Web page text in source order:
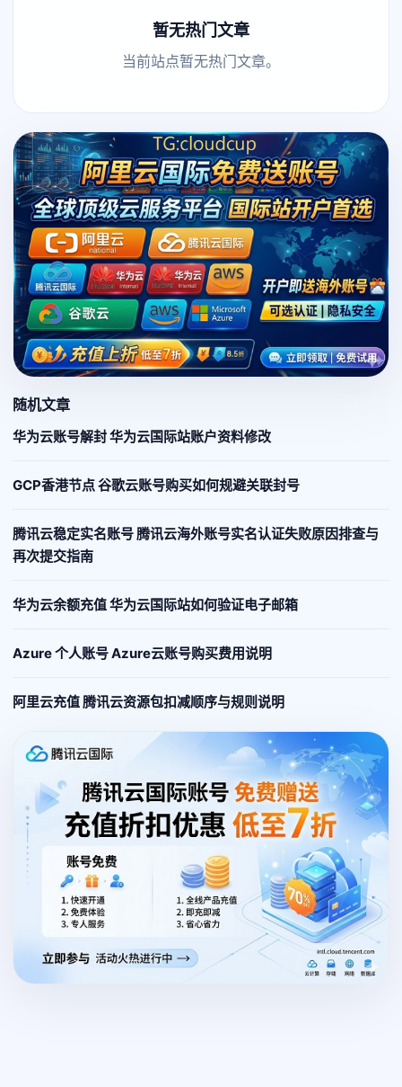
暂无热门文章
当前站点暂无热门文章。
随机文章
华为云账号解封 华为云国际站账户资料修改
GCP香港节点 谷歌云账号购买如何规避关联封号
腾讯云稳定实名账号 腾讯云海外账号实名认证失败原因排查与
再次提交指南
华为云余额充值 华为云国际站如何验证电子邮箱
Azure 个人账号 Azure云账号购买费用说明
阿里云充值 腾讯云资源包扣减顺序与规则说明